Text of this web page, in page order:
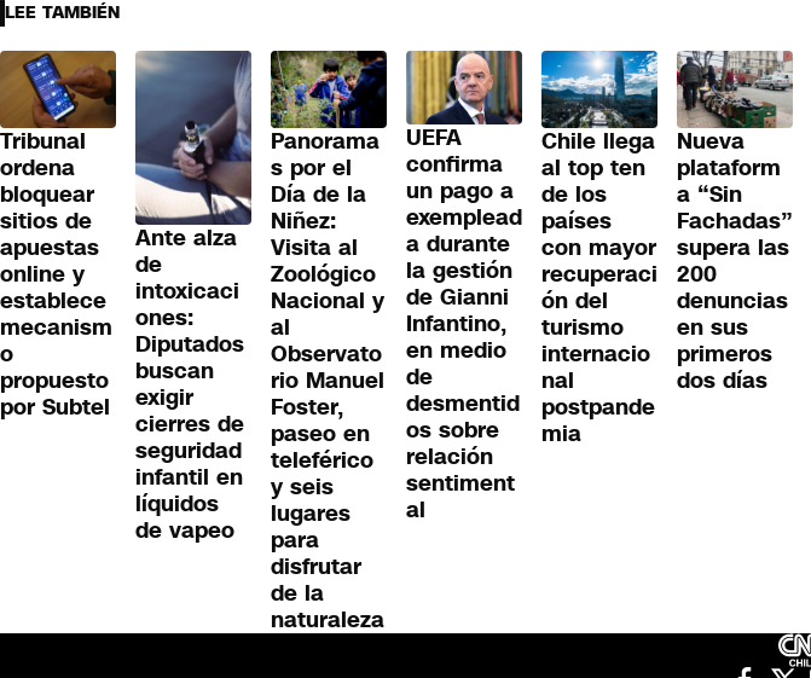
LEE TAMBIÉN
Tribunal
ordena
bloquear
sitios de
apuestas
online y
establece
mecanism
o
propuesto
por Subtel
Ante alza
de
intoxicaci
ones:
Diputados
buscan
exigir
cierres de
seguridad
infantil en
líquidos
de vapeo
Panorama
s por el
Día de la
Niñez:
Visita al
Zoológico
Nacional y
al
Observato
rio Manuel
Foster,
paseo en
teleférico
y seis
lugares
para
disfrutar
de la
naturaleza
UEFA
confirma
un pago a
exemplead
a durante
la gestión
de Gianni
Infantino,
en medio
de
desmentid
os sobre
relación
sentiment
al
Chile llega
al top ten
de los
países
con mayor
recuperaci
ón del
turismo
internacio
nal
postpande
mia
Nueva
plataform
a “Sin
Fachadas”
supera las
200
denuncias
en sus
primeros
dos días